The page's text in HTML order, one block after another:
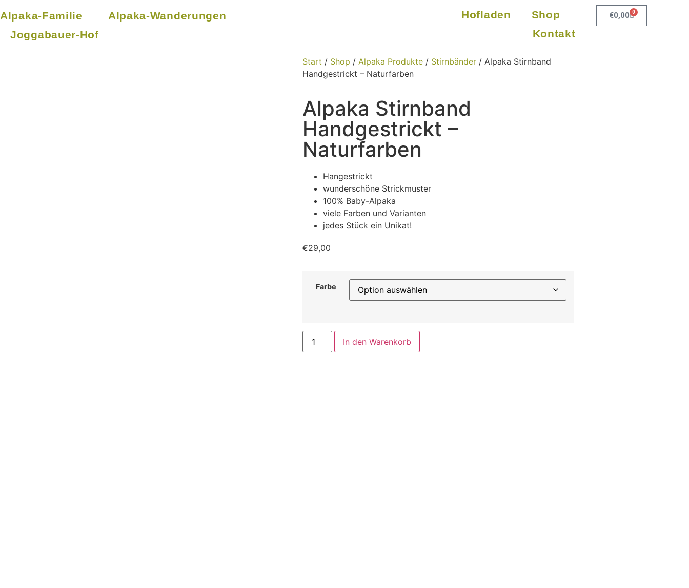
Alpaka-Familie
Alpaka-Wanderungen
Joggabauer-Hof
Hofladen
Shop
Kontakt
€0,00 0
Start / Shop / Alpaka Produkte / Stirnbänder / Alpaka Stirnband
Handgestrickt – Naturfarben
Alpaka Stirnband
Handgestrickt –
Naturfarben
Hangestrickt
wunderschöne Strickmuster
100% Baby-Alpaka
viele Farben und Varianten
jedes Stück ein Unikat!
€29,00
Farbe
In den Warenkorb